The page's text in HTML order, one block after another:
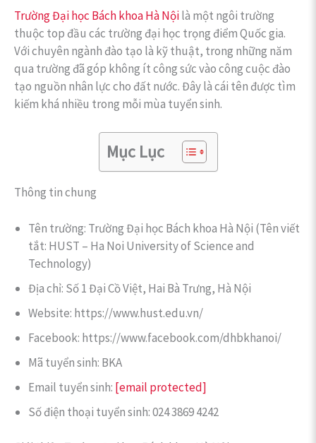
Trường Đại học Bách khoa Hà Nộilà một ngôi trường
thuộc top đầu các trường đại học trọng điểm Quốc gia.
Với chuyên ngành đào tạo là kỹ thuật, trong những năm
qua trường đã góp không ít công sức vào công cuộc đào
tạo nguồn nhân lực cho đất nước. Đây là cái tên được tìm
kiếm khá nhiều trong mỗi mùa tuyển sinh.
Mục Lục
Thông tin chung
Tên trường: Trường Đại học Bách khoa Hà Nội (Tên viết
tắt: HUST – Ha Noi University of Science and
Technology)
Địa chỉ: Số 1 Đại Cồ Việt, Hai Bà Trưng, Hà Nội
Website: https://www.hust.edu.vn/
Facebook: https://www.facebook.com/dhbkhanoi/
Mã tuyển sinh: BKA
Email tuyển sinh: [email protected]
Số điện thoại tuyển sinh: 024 3869 4242